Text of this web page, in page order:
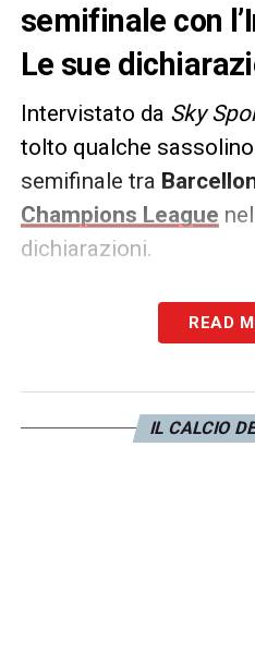
semifinale con
Le sue
Intervistato da Sky
tolto qualche
semifinale tra
Champions League nel
dichiarazioni.
GOL MILITO IN
«Fu una semifinale un
perdemmo 3-1 però
READ
IL CALCIO